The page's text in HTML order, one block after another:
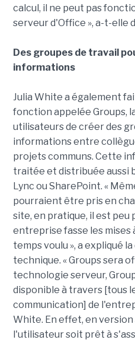
calcul, il ne peut pas
serveur d'Office », a-t-elle
Des groupes de travail
informations
Julia White a également
fonction appelée Groups,
utilisateurs de créer des
informations entre
projets communs. Cette
traitée et distribuée aussi
Lync ou SharePoint. «
pourraient être pris en
site, en pratique, il est peu
entreprise fasse les mises
temps voulu », a expliqué
technique. « Groups sera
technologie serveur,
disponible à travers [tous
communication] de
White. En effet, en version
l'utilisateur soit prêt à